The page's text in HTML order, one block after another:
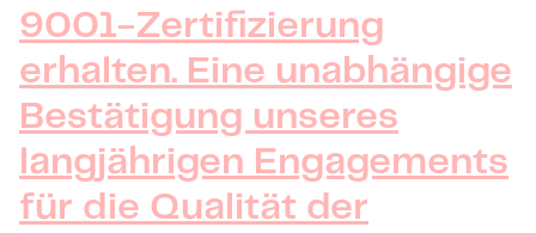
9001-Zertifizierung
erhalten. Eine unabhängige
Bestätigung unseres
langjährigen Engagements
für die Qualität der